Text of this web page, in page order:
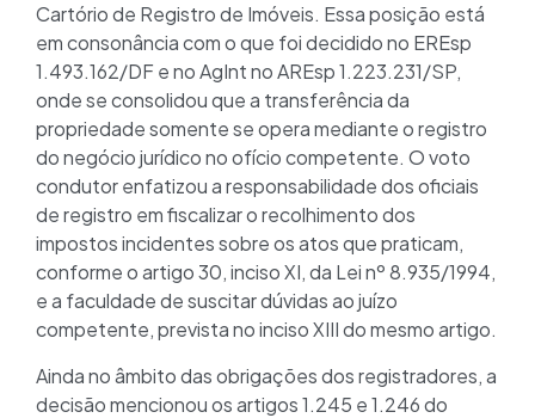
Cartório de Registro de Imóveis. Essa posição está
em consonância com o que foi decidido no EREsp
1.493.162/DF e no AgInt no AREsp 1.223.231/SP,
onde se consolidou que a transferência da
propriedade somente se opera mediante o registro
do negócio jurídico no ofício competente. O voto
condutor enfatizou a responsabilidade dos oficiais
de registro em fiscalizar o recolhimento dos
impostos incidentes sobre os atos que praticam,
conforme o artigo 30, inciso XI, da Lei nº 8.935/1994,
e a faculdade de suscitar dúvidas ao juízo
competente, prevista no inciso XIII do mesmo artigo.
Ainda no âmbito das obrigações dos registradores, a
decisão mencionou os artigos 1.245 e 1.246 do